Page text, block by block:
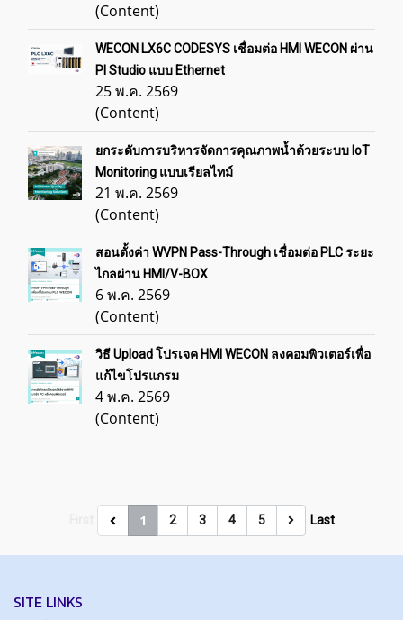
(Content)
WECON LX6C CODESYS เชื่อมต่อ HMI WECON ผ่าน
PI Studio แบบ Ethernet
25 พ.ค. 2569
(Content)
ยกระดับการบริหารจัดการคุณภาพน้ำด้วยระบบ IoT
Monitoring แบบเรียลไทม์
21 พ.ค. 2569
(Content)
สอนตั้งค่า WVPN Pass-Through เชื่อมต่อ PLC ระยะ
ไกลผ่าน HMI/V-BOX
6 พ.ค. 2569
(Content)
วิธี Upload โปรเจค HMI WECON ลงคอมพิวเตอร์เพื่อ
แก้ไขโปรแกรม
4 พ.ค. 2569
(Content)
1 2 3 4 5 Last
SITE LINKS